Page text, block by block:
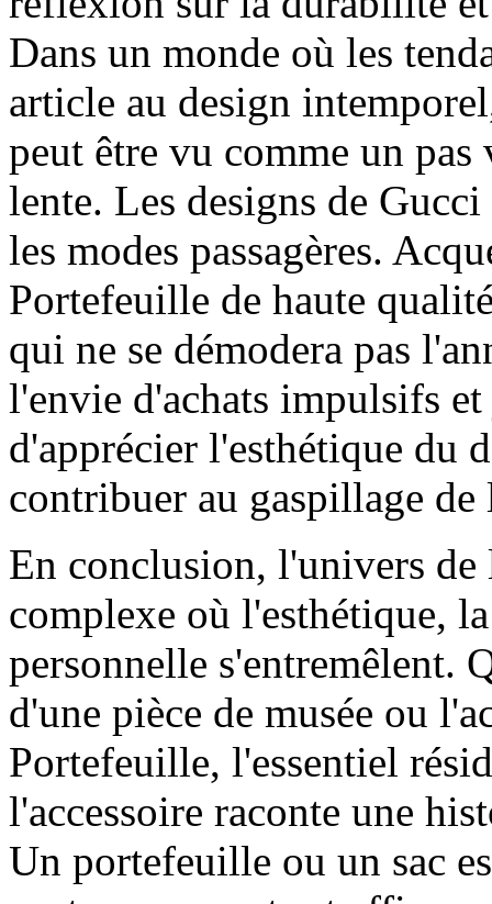
Dans un monde où les
article au design
peut être vu comme un
lente. Les designs de
les modes passagères.
Portefeuille de haute
qui ne se démodera pas
l'envie d'achats impulsifs
d'apprécier l'esthétique du
contribuer au gaspillage
En conclusion, l'univers de
complexe où l'esthétique,
personnelle s'entremêlent.
d'une pièce de musée ou
Portefeuille, l'essentiel
l'accessoire raconte une
Un portefeuille ou un sac